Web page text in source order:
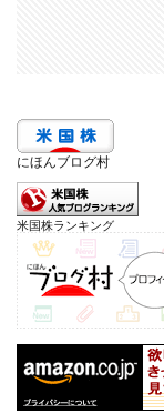
にほんブログ村
米国株ランキング